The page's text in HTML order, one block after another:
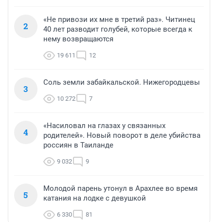
2
«Не привози их мне в третий раз». Читинец
40 лет разводит голубей, которые всегда к
нему возвращаются
19 611 12
3
Соль земли забайкальской. Нижегородцевы
10 272 7
4
«Насиловал на глазах у связанных
родителей». Новый поворот в деле убийства
россиян в Таиланде
9 032 9
5
Молодой парень утонул в Арахлее во время
катания на лодке с девушкой
6 330 81